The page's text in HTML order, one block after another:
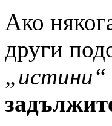
Ако
други
„истини“